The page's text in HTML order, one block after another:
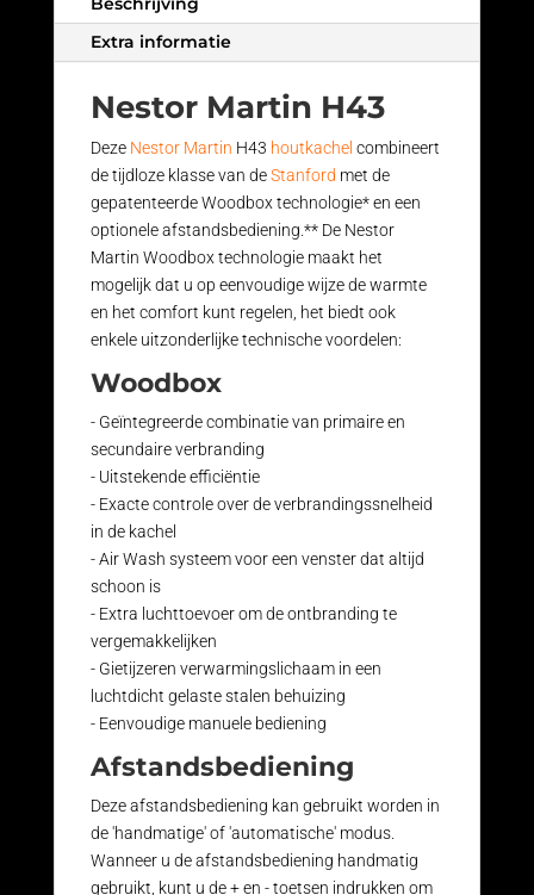
Extra informatie
Nestor Martin H43
Deze Nestor Martin H43 houtkachel combineert
de tijdloze klasse van deStanford met de
gepatenteerde Woodbox technologie* en een
optionele afstandsbediening.** De Nestor
Martin Woodbox technologie maakt het
mogelijk dat u op eenvoudige wijze de warmte
en het comfort kunt regelen, het biedt ook
enkele uitzonderlijke technische voordelen:
Woodbox
- Geïntegreerde combinatie van primaire en
secundaire verbranding
- Uitstekende efficiëntie
- Exacte controle over de verbrandingssnelheid
in de kachel
- Air Wash systeem voor een venster dat altijd
schoon is
- Extra luchttoevoer om de ontbranding te
vergemakkelijken
- Gietijzeren verwarmingslichaam in een
luchtdicht gelaste stalen behuizing
- Eenvoudige manuele bediening
Afstandsbediening
Deze afstandsbediening kan gebruikt worden in
de 'handmatige' of 'automatische' modus.
Wanneer u de afstandsbediening handmatig
gebruikt, kunt u de + en - toetsen indrukken om